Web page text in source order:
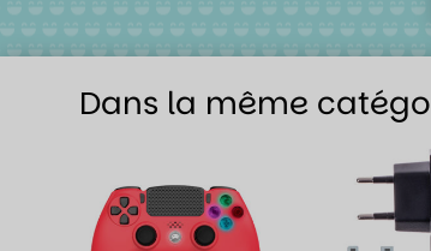
Dans la même